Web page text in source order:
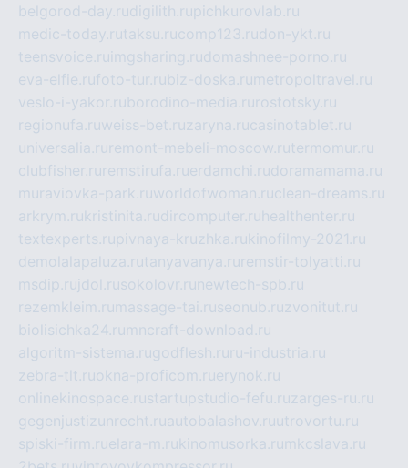
belgorod-day.rudigilith.rupichkurovlab.ru
medic-today.rutaksu.rucomp123.rudon-ykt.ru
teensvoice.ru imgsharing.rudomashnee-porno.ru
eva-elfie.rufoto-tur.rubiz-doska.ru metropoltravel.ru
veslo-i-yakor.ruborodino-media.ru rostotsky.ru
regionufa.ruweiss-bet.ruzaryna.rucasinotablet.ru
universalia.ru remont-mebeli-moscow.rutermomur.ru
clubfisher.ru remstirufa.ruerdamchi.rudoramamama.ru
muraviovka-park.ruworldofwoman.ruclean-dreams.ru
arkrym.rukristinita.rudircomputer.ru healthenter.ru
textexperts.rupivnaya-kruzhka.rukinofilmy-2021.ru
demolalapaluza.rutanyavanya.ru remstir-tolyatti.ru
msdip.ru jdol.rusokolovr.ru newtech-spb.ru
rezemkleim.ru massage-tai.ruseonub.ruzvonitut.ru
biolisichka24.ru mncraft-download.ru
algoritm-sistema.rugodflesh.ru ru-industria.ru
zebra-tlt.ruokna-proficom.ruerynok.ru
onlinekinospace.rustartupstudio-fefu.ruzarges-ru.ru
gegenjustizunrecht.ruautobalashov.ruutrovortu.ru
spiski-firm.ruelara-m.rukinomusorka.ru mkcslava.ru